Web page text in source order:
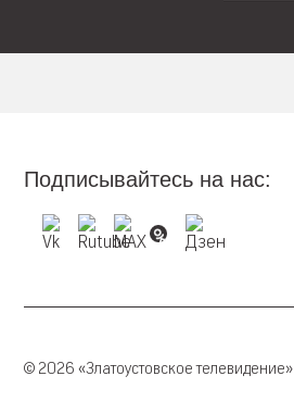
Подписывайтесь на нас:
© 2026 «Златоустовское телевидение»